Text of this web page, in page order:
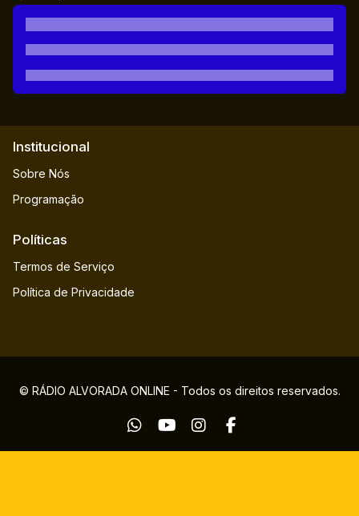
Institucional
Sobre Nós
Programação
Políticas
Termos de Serviço
Política de Privacidade
© RÁDIO ALVORADA ONLINE - Todos os direitos reservados.